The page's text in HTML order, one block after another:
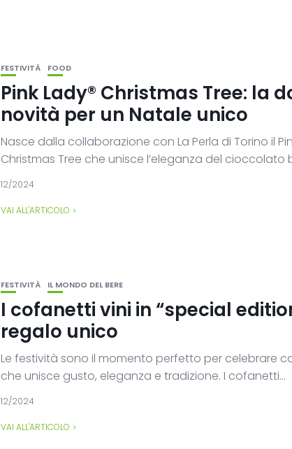
FESTIVITÀ FOOD
Pink Lady® Christmas Tree: la
novità per un Natale unico
Nasce dalla collaborazione con La Perla di Torino il
Christmas Tree che unisce l’eleganza del cioccolato
12/2024
VAI ALL'ARTICOLO
FESTIVITÀ IL MONDO DEL BERE
I cofanetti vini in “special
regalo unico
Le festività sono il momento perfetto per celebrare
che unisce gusto, eleganza e tradizione. I cofanetti...
12/2024
VAI ALL'ARTICOLO